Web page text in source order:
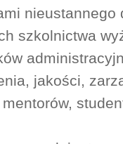
szkolnictwa
jakości,